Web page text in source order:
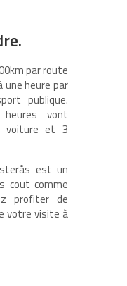
par route
une heure par
publique.
vont
voiture et 3
est un
cout comme
profiter de
votre visite à